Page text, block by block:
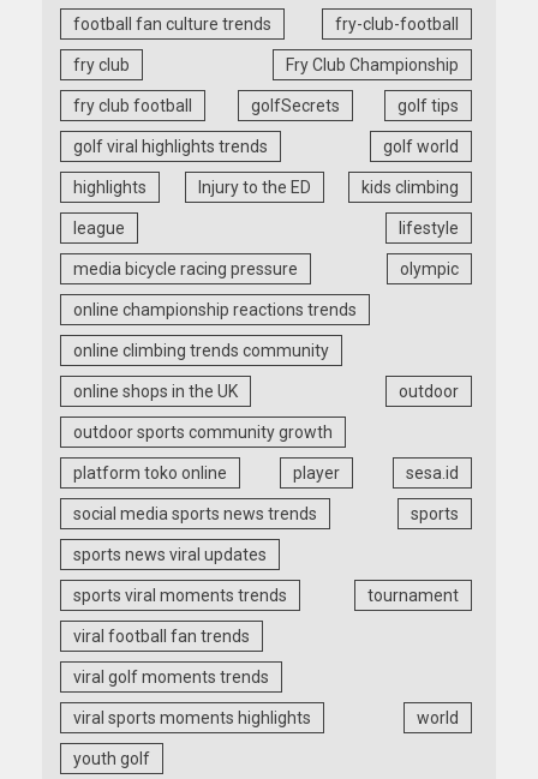
football fan culture trends fry-club-football
fry club Fry Club Championship
fry club football golfSecrets golf tips
golf viral highlights trends golf world
highlights Injury to the ED kids climbing
league lifestyle
media bicycle racing pressure olympic
online championship reactions trends
online climbing trends community
online shops in the UK outdoor
outdoor sports community growth
platform toko online player sesa.id
social media sports news trends sports
sports news viral updates
sports viral moments trends tournament
viral football fan trends
viral golf moments trends
viral sports moments highlights world
youth golf